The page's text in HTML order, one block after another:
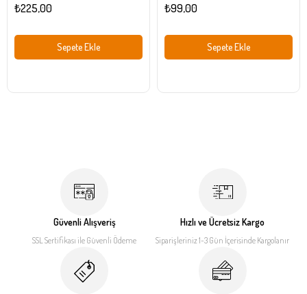
₺225,00
Sepete Ekle
₺99,00
Sepete Ekle
Güvenli Alışveriş
SSL Sertifikası ile Güvenli Ödeme
Hızlı ve Ücretsiz Kargo
Siparişleriniz 1-3 Gün İçerisinde Kargolanır